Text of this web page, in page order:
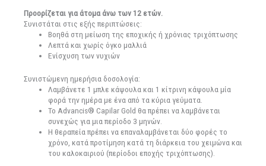
Προορίζεται για άτομα άνω των 12 ετών.
Συνιστάται στις εξής περιπτώσεις:
Βοηθά στη μείωση της εποχικής ή χρόνιας τριχόπτωσης
Λεπτά και χωρίς όγκο μαλλιά
Ενίσχυση των νυχιών
Συνιστώμενη ημερήσια δοσολογία:
Λαμβάνετε 1 μπλε κάψουλα και 1 κίτρινη κάψουλα μία
φορά την ημέρα με ένα από τα κύρια γεύματα.
Το Advancis® Capilar Gold θα πρέπει να λαμβάνεται
συνεχώς για μια περίοδο 3 μηνών.
Η θεραπεία πρέπει να επαναλαμβάνεται δύο φορές το
χρόνο, κατά προτίμηση κατά τη διάρκεια του χειμώνα και
του καλοκαιριού (περίοδοι εποχής τριχόπτωσης).